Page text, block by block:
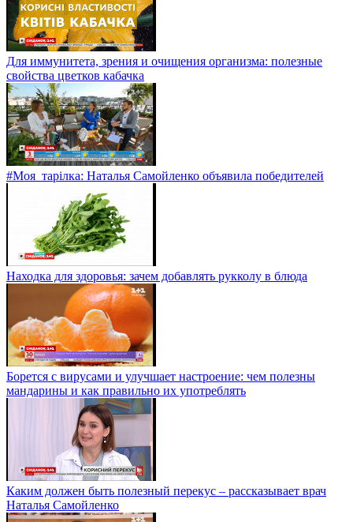
Для иммунитета, зрения и очищения организма: полезные
свойства цветков кабачка
#Моя_тарілка: Наталья Самойленко объявила победителей
Находка для здоровья: зачем добавлять рукколу в блюда
Борется с вирусами и улучшает настроение: чем полезны
мандарины и как правильно их употреблять
Каким должен быть полезный перекус – рассказывает врач
Наталья Самойленко